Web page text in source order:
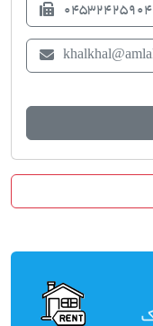
04532425904